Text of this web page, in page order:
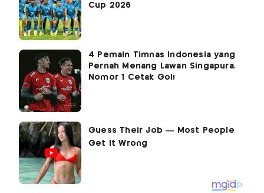
Cup 2026
4 Pemain Timnas Indonesia yang
Pernah Menang Lawan Singapura,
Nomor 1 Cetak Gol!